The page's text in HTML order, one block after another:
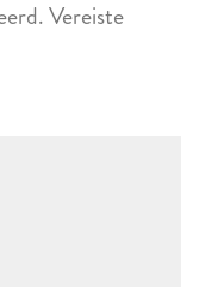
Vereiste